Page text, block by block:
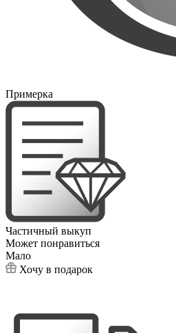
Примерка
Частичный выкуп
Может понравиться
Мало
Хочу в подарок